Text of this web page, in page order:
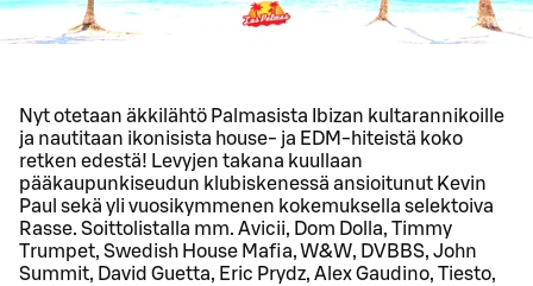
Nyt otetaan äkkilähtö Palmasista Ibizan kultarannikoille
ja nautitaan ikonisista house- ja EDM-hiteistä koko
retken edestä! Levyjen takana kuullaan
pääkaupunkiseudun klubiskenessä ansioitunut Kevin
Paul sekä yli vuosikymmenen kokemuksella selektoiva
Rasse. Soittolistalla mm. Avicii, Dom Dolla, Timmy
Trumpet, Swedish House Mafia, W&W, DVBBS, John
Summit, David Guetta, Eric Prydz, Alex Gaudino, Tiesto,